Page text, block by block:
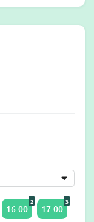
16:00
2
17:00
3